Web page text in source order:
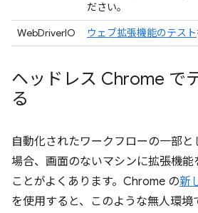
ださい。
WebDriverIO
ウェブ拡張機能のテスト
ヘッドレス Chrome で
る
自動化されたワークフローの一部
場合、画面のないマシンに拡張機能
ことがよくあります。Chrome の新
を使用すると、このような無人環